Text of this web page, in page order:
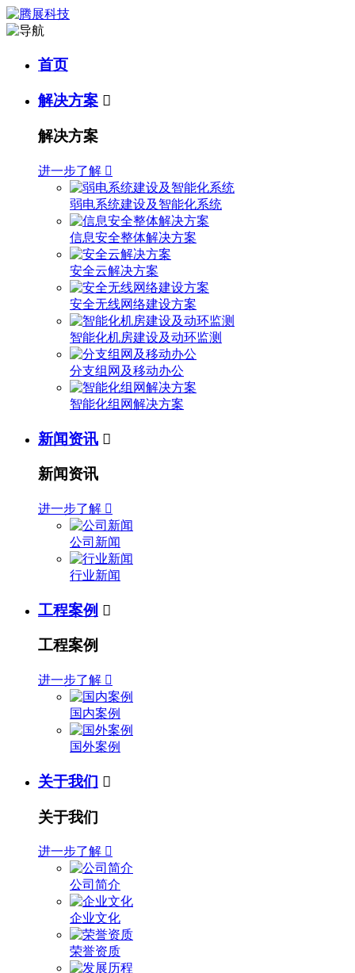
首页
解决方案 
解决方案
进一步了解 
弱电系统建设及智能化系统
信息安全整体解决方案
安全云解决方案
安全无线网络建设方案
智能化机房建设及动环监测
分支组网及移动办公
智能化组网解决方案
新闻资讯 
新闻资讯
进一步了解 
公司新闻
行业新闻
工程案例 
工程案例
进一步了解 
国内案例
国外案例
关于我们 
关于我们
进一步了解 
公司简介
企业文化
荣誉资质